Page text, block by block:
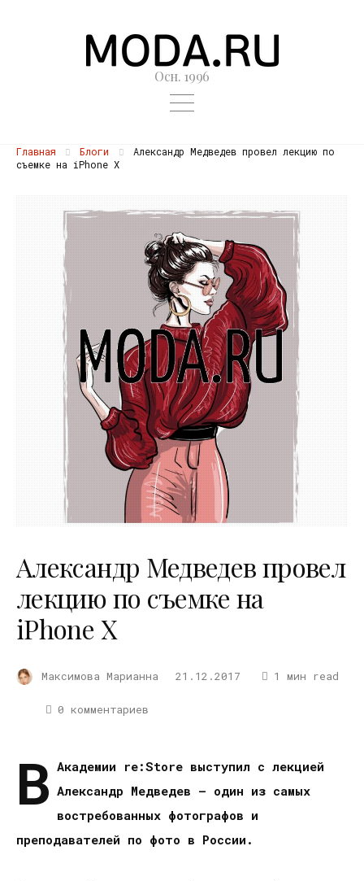
Осн. 1996
Главная Блоги
Александр Медведев провел лекцию по
съемке на iPhone X
Александр Медведев провел
лекцию по съемке на
iPhone X
Максимова Марианна 21.12.2017 1 мин read
0 комментариев
В Академии re:Store выступил с лекцией
Александр Медведев — один из самых
востребованных фотографов и
преподавателей по фото в России.